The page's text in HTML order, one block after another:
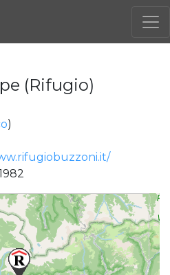
(Rifugio)
)